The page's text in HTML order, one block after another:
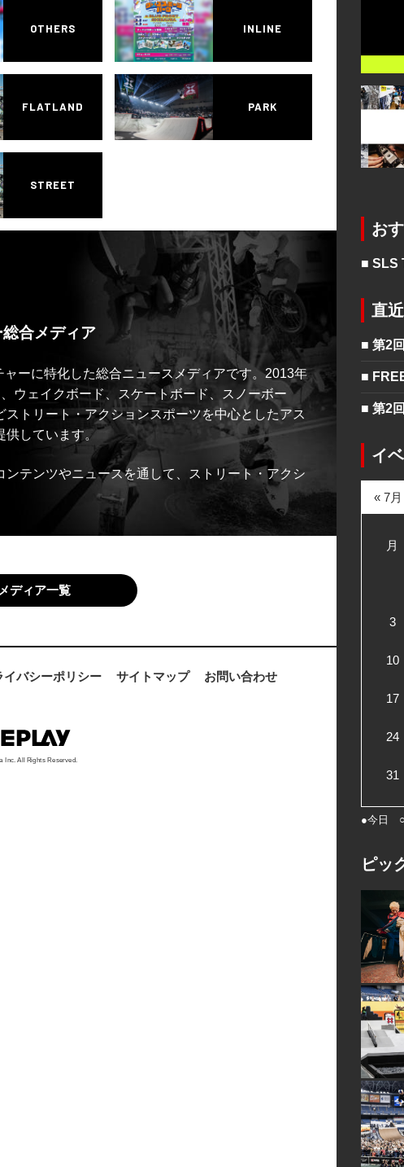
OTHERS INLINE
FLATLAND PARK
STREET
合メディア
ーに特化した総合ニュースメディアです。2013年
ウェイクボード、スケートボード、スノーボー
トリート・アクションスポーツを中心としたアス
供しています。
テンツやニュースを通して、ストリート・アクシ
ディア一覧
イバシーポリシー サイトマップ お問い合わせ
Inc. All Rights Reserved.
お
■ SLS
直
■ 第2
■
■ 第2
イ
月
3
10
17
24
31
« 7月
●今日 ○
ピッ